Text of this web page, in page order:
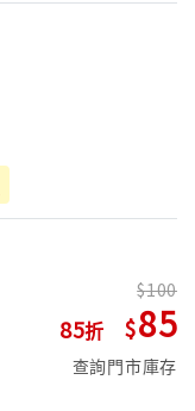
85
100
85
查詢門市庫存